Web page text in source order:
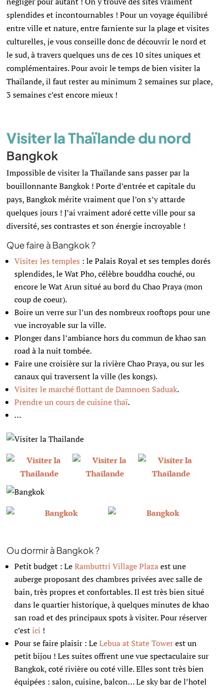
splendides et incontournables ! Pour un voyage équilibré
entre ville et nature, entre farniente sur la plage et visites
culturelles, je vous conseille donc de découvrir le nord et
le sud, à travers quelques uns de ces 10 sites uniques et
complémentaires. Pour avoir le temps de bien visiter la
Thaïlande, il faut rester au minimum 2 semaines sur place,
3 semaines c’est encore mieux !
Visiter la Thaïlande du nord
Bangkok
Impossible de visiter la Thaïlande sans passer par la
bouillonnante Bangkok ! Porte d’entrée et capitale du
pays, Bangkok mérite vraiment que l’on s’y attarde
quelques jours ! J’ai vraiment adoré cette ville pour sa
diversité, ses contrastes et son énergie incroyable !
Que faire à Bangkok ?
Visiter les temples : le Palais Royal et ses temples dorés
splendides, le Wat Pho, célèbre bouddha couché, ou
encore le Wat Arun situé au bord du Chao Praya (mon
coup de coeur).
Boire un verre sur l’un des nombreux rooftops pour une
vue incroyable sur la ville.
Plonger dans l’ambiance hors du commun de khao san
road à la nuit tombée.
Faire une croisière sur la rivière Chao Praya, ou sur les
canaux qui traversent la ville (les kongs).
Visiter le marché flottant de Damnoen Saduak.
Prendre un cours de cuisine thaï.
…
Ou dormir à Bangkok ?
Petit budget : LeRambuttri Village Plazaest une
auberge proposant des chambres privées avec salle de
bain, très propres et confortables. Il est très bien situé
dans le quartier historique, à quelques minutes de khao
san road et des principaux spots à visiter.Pour réserver
c’estici !
Pour se faire plaisir : LeLebua at State Towerest un
petit bijou ! Les suites offrent une vue spectaculaire sur
Bangkok, coté rivière ou coté ville. Elles sont très bien
équipées : salon, cuisine, balcon… Le sky bar de l’hotel